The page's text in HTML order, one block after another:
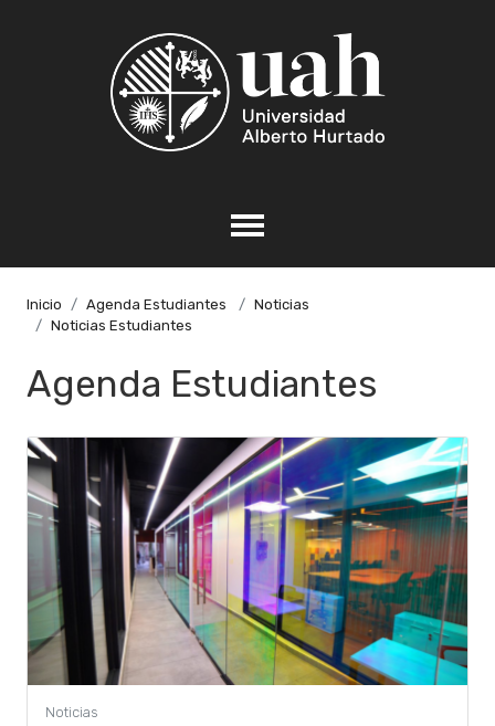
Inicio Agenda Estudiantes
Noticias
Noticias Estudiantes
Agenda Estudiantes